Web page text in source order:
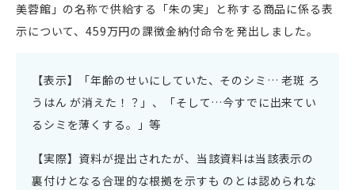
美蓉館」の名称で供給する「朱の実」と称する商品に係る表
示について、459万円の課徴金納付命令を発出しました。
【表示】「年齢のせいにしていた、そのシミ… 老斑 ろ
うはん が消えた！？」、「そして…今すでに出来てい
るシミを薄くする。」等
【実際】資料が提出されたが、当該資料は当該表示の
裏付けとなる合理的な根拠を示すも のとは認められな